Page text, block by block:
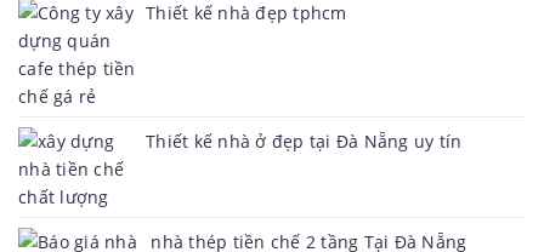
Thiết kế nhà đẹp tphcm
Thiết kế nhà ở đẹp tại Đà Nẵng uy tín
nhà thép tiền chế 2 tầng Tại Đà Nẵng